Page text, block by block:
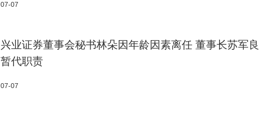
07-07
兴业证券董事会秘书林朵因年龄因素离任 董事长苏军良
暂代职责
07-07